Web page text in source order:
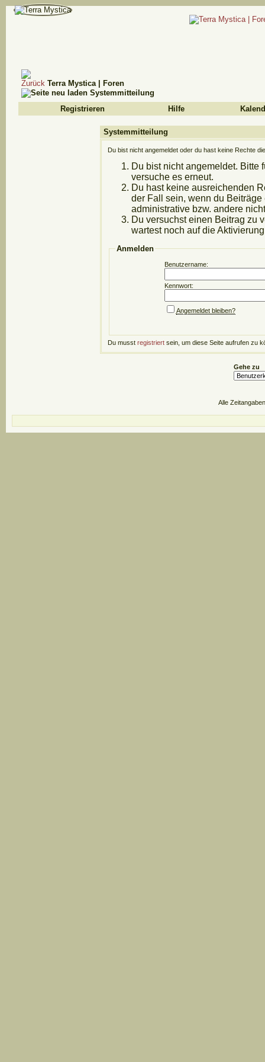
Terra Mystica | Foren
Systemmitteilung
Registrieren
Hilfe
Systemmitteilung
Du bist nicht angemeldet oder du hast keine Rechte
Du bist nicht angemeldet. Bitte
versuche es erneut.
Du hast keine ausreichenden
der Fall sein, wenn du
administrative bzw. andere
Du versuchst einen Beitrag zu
wartest noch auf die
Anmelden
Benutzername:
Kennwort:
Angemeldet bleiben?
Du musst registriert sein, um diese Seite aufrufen zu
Gehe zu
Alle